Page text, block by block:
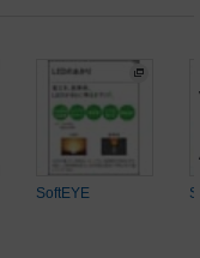
SoftEYE